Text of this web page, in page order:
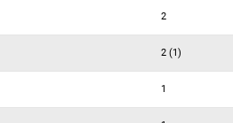
2
2 (1)
1